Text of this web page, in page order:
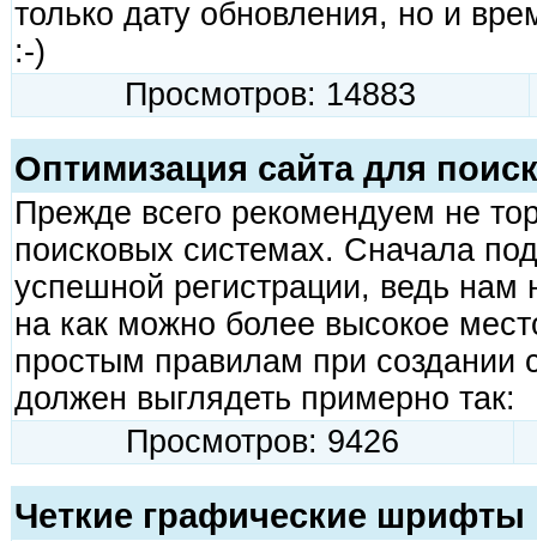
только дату обновления, но и
:-)
Просмотров: 14883
Оптимизация сайта для
Прежде всего рекомендуем не
поисковых системах. Сначала
успешной регистрации, ведь нам
на как можно более высокое
простым правилам при создании
должен выглядеть примерно так:
Просмотров: 9426
Четкие графические шрифты